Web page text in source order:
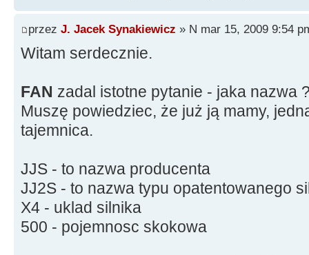
przez J. Jacek Synakiewicz » N mar 15, 2009 9:54
Witam serdecznie.
FAN zadal istotne pytanie - jaka nazwa
Muszę powiedziec, że już ją mamy,
tajemnica.
JJS - to nazwa producenta
JJ2S - to nazwa typu opatentowanego
X4 - uklad silnika
500 - pojemnosc skokowa